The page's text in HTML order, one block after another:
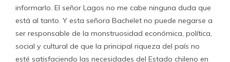
informarlo. El señor Lagos no me cabe ninguna duda que
está al tanto. Y esta señora Bachelet no puede negarse a
ser responsable de la monstruosidad económica, política,
social y cultural de que la principal riqueza del país no
esté satisfaciendo las necesidades del Estado chileno en